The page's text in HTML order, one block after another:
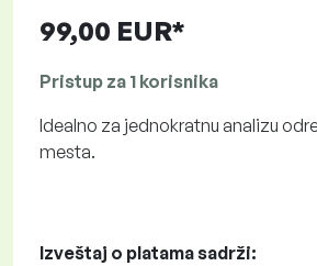
99,00 EUR*
Pristup za 1 korisnika
Idealno za jednokratnu analizu
mesta.
Izveštaj o platama sadrži: